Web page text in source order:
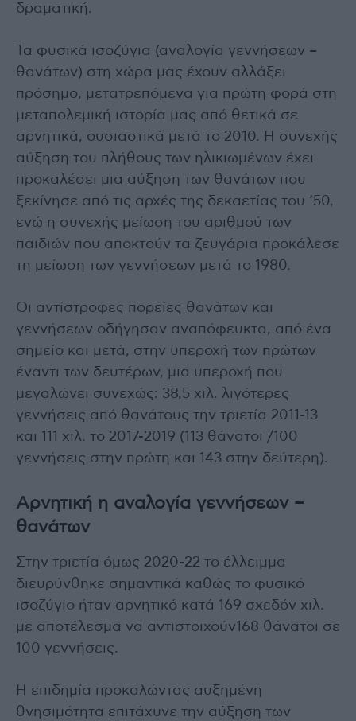
δραματική.
Τα φυσικά ισοζύγια (αναλογία γεννήσεων –
θανάτων) στη χώρα μας έχουν αλλάξει
πρόσημο, μετατρεπόμενα για πρώτη φορά στη
μεταπολεμική ιστορία μας από θετικά σε
αρνητικά, ουσιαστικά μετά το 2010. Η συνεχής
αύξηση του πλήθους των ηλικιωμένων έχει
προκαλέσει μια αύξηση των θανάτων που
ξεκίνησε από τις αρχές της δεκαετίας του ‘50,
ενώ η συνεχής μείωση του αριθμού των
παιδιών που αποκτούν τα ζευγάρια προκάλεσε
τη μείωση των γεννήσεων μετά το 1980.
Οι αντίστροφες πορείες θανάτων και
γεννήσεων οδήγησαν αναπόφευκτα, από ένα
σημείο και μετά, στην υπεροχή των πρώτων
έναντι των δευτέρων, μια υπεροχή που
μεγαλώνει συνεχώς: 38,5 χιλ. λιγότερες
γεννήσεις από θανάτους την τριετία 2011-13
και 111 χιλ. το 2017-2019 (113 θάνατοι /100
γεννήσεις στην πρώτη και 143 στην δεύτερη).
Αρνητική η αναλογία γεννήσεων –
θανάτων
Στην τριετία όμως 2020-22 το έλλειμμα
διευρύνθηκε σημαντικά καθώς το φυσικό
ισοζύγιο ήταν αρνητικό κατά 169 σχεδόν χιλ.
με αποτέλεσμα να αντιστοιχούν168 θάνατοι σε
100 γεννήσεις.
Η επιδημία προκαλώντας αυξημένη
θνησιμότητα επιτάχυνε την αύξηση των